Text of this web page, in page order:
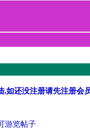
,如还没注册请先注册会
游览帖子